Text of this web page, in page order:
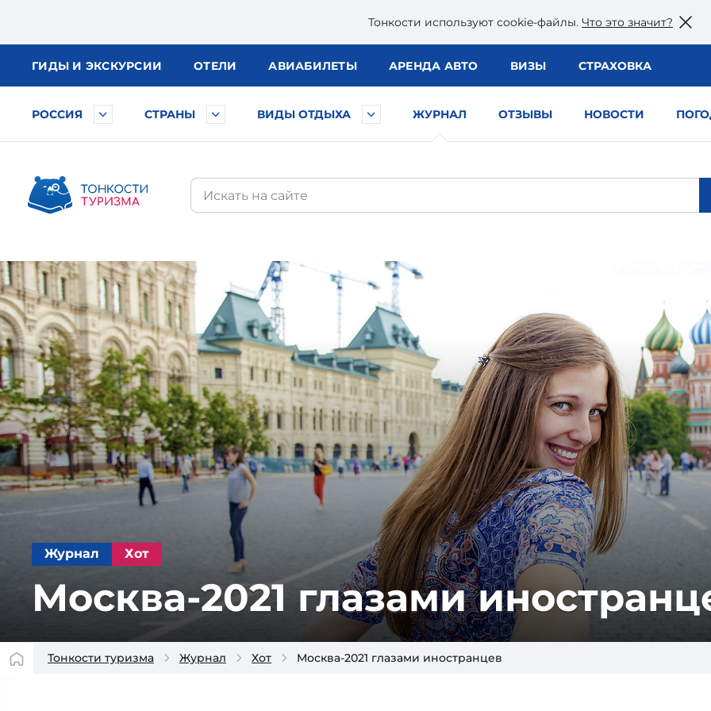
Тонкости используют сookie-файлы. Что это значит?
ГИДЫ И ЭКСКУРСИИ ОТЕЛИ АВИАБИЛЕТЫ АРЕНДА АВТО ВИЗЫ СТРАХОВКА
РОССИЯ СТРАНЫ ВИДЫ ОТДЫХА ЖУРНАЛ ОТЗЫВЫ НОВОСТИ
Журнал Хот
Москва-2021 глазами
Тонкости туризма Журнал Хот Москва-2021 глазами иностранцев